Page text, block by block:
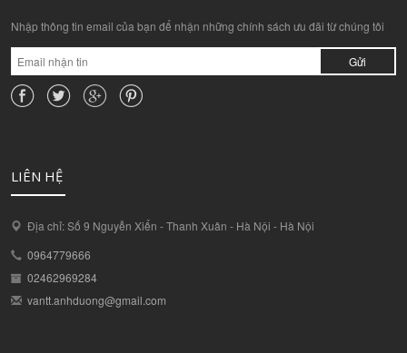
Nhập thông tin email của bạn để nhận những chính sách ưu đãi từ chúng tôi
Gửi
LIÊN HỆ
Địa chỉ: Số 9 Nguyễn Xiển - Thanh Xuân - Hà Nội - Hà Nội
0964779666
02462969284
vantt.anhduong@gmail.com